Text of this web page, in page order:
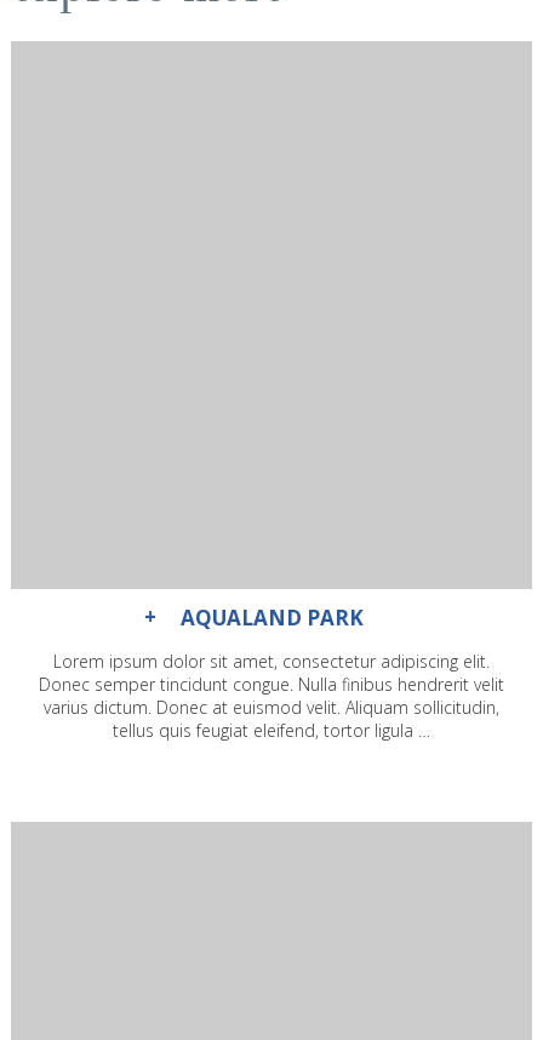
AQUALAND PARK
Lorem ipsum dolor sit amet, consectetur adipiscing elit.
Donec semper tincidunt congue. Nulla finibus hendrerit velit
varius dictum. Donec at euismod velit. Aliquam sollicitudin,
tellus quis feugiat eleifend, tortor ligula …